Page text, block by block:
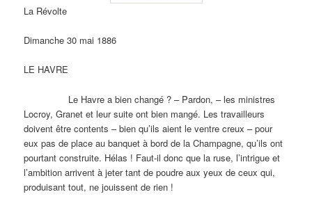
La Révolte
Dimanche 30 mai 1886
LE HAVRE
Le Havre a bien changé ? – Pardon, – les ministres
Locroy, Granet et leur suite ont bien mangé. Les travailleurs
doivent être contents – bien qu’ils aient le ventre creux – pour
eux pas de place au banquet à bord de la Champagne, qu’ils ont
pourtant construite. Hélas ! Faut-il donc que la ruse, l’intrigue et
l’ambition arrivent à jeter tant de poudre aux yeux de ceux qui,
produisant tout, ne jouissent de rien !